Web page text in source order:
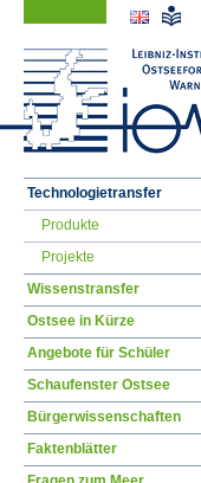
Navigation
überspringen
Technologietransfer
Produkte
Projekte
Wissenstransfer
Ostsee in Kürze
Angebote für Schüler
Schaufenster Ostsee
Bürgerwissenschaften
Faktenblätter